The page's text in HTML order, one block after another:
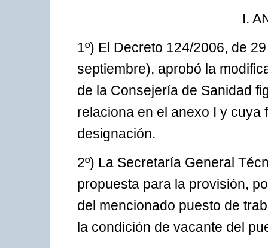
I.
1º) El Decreto 124/2006, de
septiembre), aprobó la
de la Consejería de Sanidad
relaciona en el anexo I y cuya
designación.
2º) La Secretaría General
propuesta para la provisión,
del mencionado puesto de
la condición de vacante del